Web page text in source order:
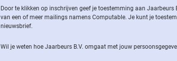
Door te klikken op inschrijven geef je toestemming aan Jaarbeurs
van een of meer mailings namens Computable. Je kunt je
nieuwsbrief.
Wil je weten hoe Jaarbeurs B.V. omgaat met jouw